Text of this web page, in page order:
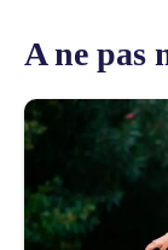
A ne pas